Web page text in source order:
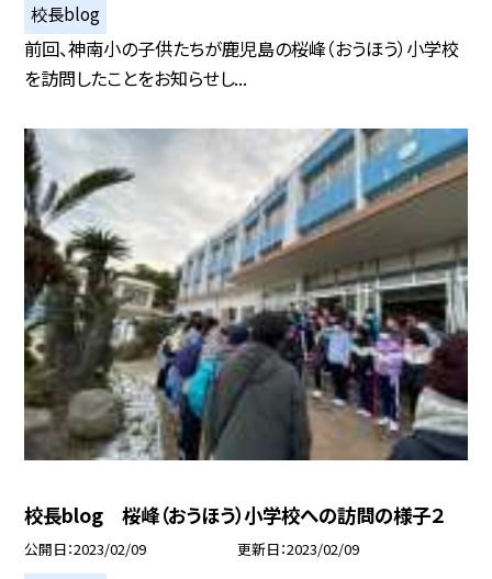
校長blog
前回、神南小の子供たちが鹿児島の桜峰（おうほう）小学校
を訪問したことをお知らせし...
校長blog 桜峰（おうほう）小学校への訪問の様子２
公開日 2023/02/09 更新日 2023/02/09